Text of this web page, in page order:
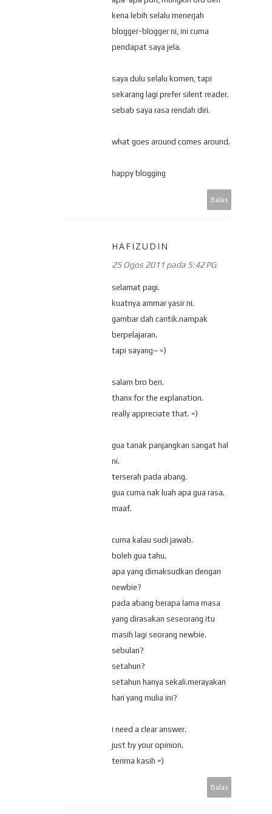
kena lebih selalu menerjah
blogger-blogger ni, ini cuma
pendapat saya jela.
saya dulu selalu komen, tapi
sekarang lagi prefer silent reader.
sebab saya rasa rendah diri.
what goes around comes around.
happy blogging
Balas
HAFIZUDIN
25 Ogos 2011 pada 5:42 PG
selamat pagi.
kuatnya ammar yasir ni.
gambar dah cantik.nampak
berpelajaran.
tapi sayang~ =)
salam bro ben.
thanx for the explanation.
really appreciate that. =)
gua tanak panjangkan sangat hal
ni.
terserah pada abang.
gua cuma nak luah apa gua rasa.
maaf.
cuma kalau sudi jawab.
boleh gua tahu.
apa yang dimaksudkan dengan
newbie?
pada abang berapa lama masa
yang dirasakan seseorang itu
masih lagi seorang newbie.
sebulan?
setahun?
setahun hanya sekali.merayakan
hari yang mulia ini?
i need a clear answer.
just by your opinion.
terima kasih =)
Balas